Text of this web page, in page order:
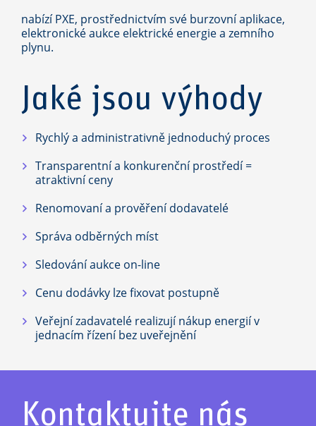
nabízí PXE, prostřednictvím své burzovní aplikace,
elektronické aukce elektrické energie a zemního
plynu.
Jaké jsou výhody
Rychlý a administrativně jednoduchý proces
Transparentní a konkurenční prostředí =
atraktivní ceny
Renomovaní a prověření dodavatelé
Správa odběrných míst
Sledování aukce on-line
Cenu dodávky lze fixovat postupně
Veřejní zadavatelé realizují nákup energií v
jednacím řízení bez uveřejnění
Kontaktujte nás